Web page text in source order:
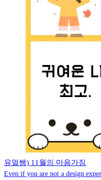
유얼쌤) 11월의 마음가짐
Even if you are not a design